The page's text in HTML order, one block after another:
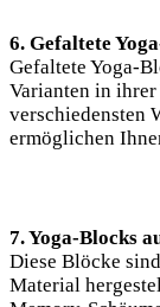
6. Gefaltete
Gefaltete Yoga-
Varianten⁢ in ihrer‍
verschiedensten
ermöglichen
7. Yoga-Blocks
Diese Blöcke
Material